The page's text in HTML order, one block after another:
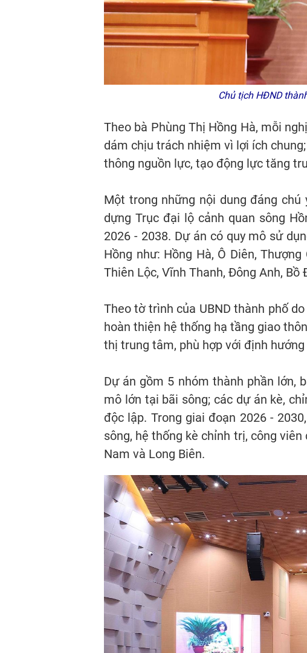
Chủ tịch HĐND
Theo bà Phùng Thị Hồng Hà, mỗi
dám chịu trách nhiệm vì lợi ích
thông nguồn lực, tạo động lực tăng
Một trong những nội dung đáng
dựng Trục đại lộ cảnh quan sông
2026 - 2038. Dự án có quy mô sử
Hồng như: Hồng Hà, Ô Diên,
Thiên Lộc, Vĩnh Thanh, Đông Anh, Bồ
Theo tờ trình của UBND thành phố
hoàn thiện hệ thống hạ tầng giao
thị trung tâm, phù hợp với định
Dự án gồm 5 nhóm thành phần lớn,
mô lớn tại bãi sông; các dự án kè,
độc lập. Trong giai đoạn 2026 -
sông, hệ thống kè chỉnh trị, công
Nam và Long Biên.